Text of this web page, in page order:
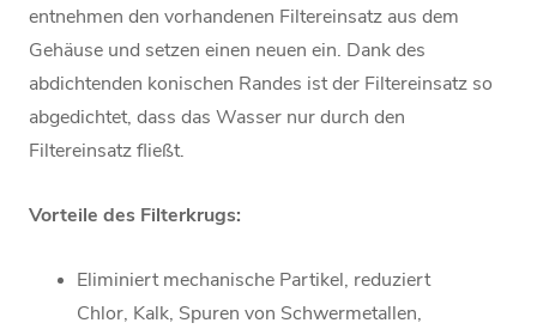
entnehmen den vorhandenen Filtereinsatz aus dem
Gehäuse und setzen einen neuen ein. Dank des
abdichtenden konischen Randes ist der Filtereinsatz so
abgedichtet, dass das Wasser nur durch den
Filtereinsatz fließt.
Vorteile des Filterkrugs:
Eliminiert mechanische Partikel, reduziert
Chlor, Kalk, Spuren von Schwermetallen,